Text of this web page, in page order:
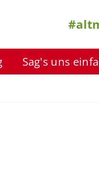
Sag's uns